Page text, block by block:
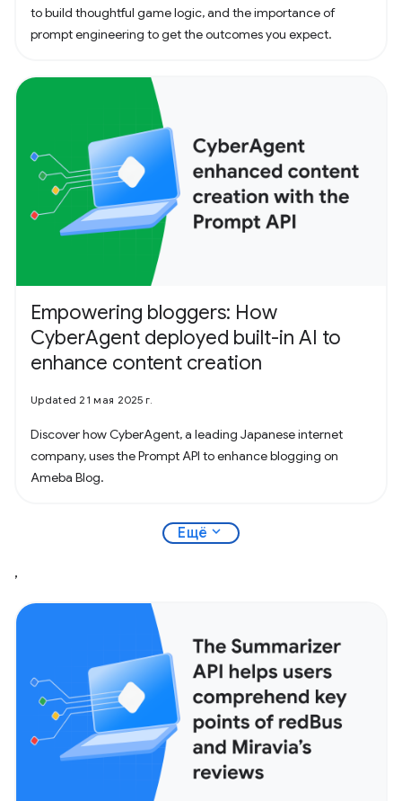
to build thoughtful game logic, and the importance of
prompt engineering to get the outcomes you expect.
Empowering bloggers: How
CyberAgent deployed built-in AI to
enhance content creation
Updated 21 мая 2025 г.
Discover how CyberAgent, a leading Japanese internet
company, uses the Prompt API to enhance blogging on
Ameba Blog.
Ещё expand_more
,